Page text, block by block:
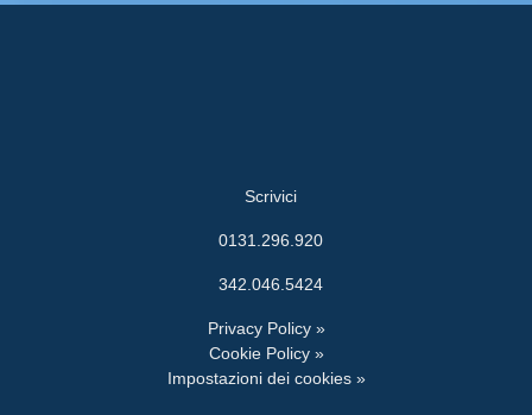
Scrivici
0131.296.920
342.046.5424
Privacy Policy »
Cookie Policy »
Impostazioni dei cookies »